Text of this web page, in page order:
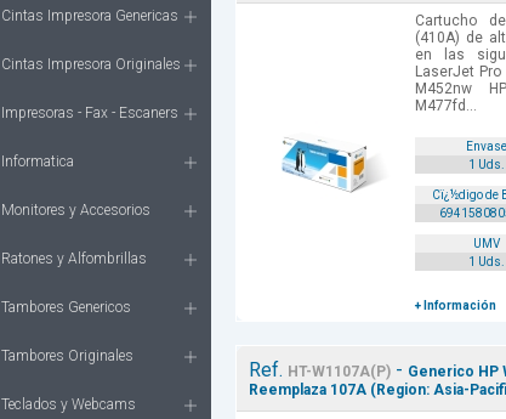
Cintas Impresora Genericas
Cintas Impresora Originales
Impresoras - Fax - Escaners
Informatica
Monitores y Accesorios
Ratones y Alfombrillas
Tambores Genericos
Tambores Originales
Teclados y Webcams
Cartucho
(410A) de
en las
LaserJet
M452nw
M477fd...
Envase
1 Uds.
Cï¿½digo de
UMV
1 Uds.
+ Información
Ref. HT-W1107A(P) - Generico HP
Reemplaza 107A (Region: Asia-